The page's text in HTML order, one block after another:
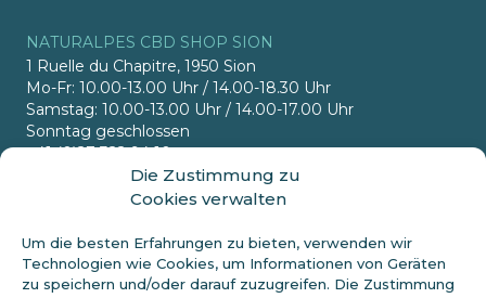
Die Zustimmung zu
Cookies verwalten
Um die besten Erfahrungen zu bieten, verwenden wir
Technologien wie Cookies, um Informationen von Geräten
zu speichern und/oder darauf zuzugreifen. Die Zustimmung
NATURALPES CBD SHOP SION
1 Ruelle du Chapitre, 1950 Sion
Mo-Fr: 10.00-13.00 Uhr / 14.00-18.30 Uhr
Samstag: 10.00-13.00 Uhr / 14.00-17.00 Uhr
Sonntag geschlossen
+41 (0)27 322 94 10
Hilfe und Unterstützung
Bestellen in Europa